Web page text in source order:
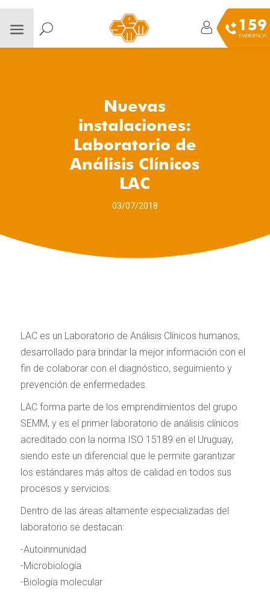
159
EMERGENCIA
Nuevas
instalaciones:
Laboratorio de
Análisis Clínicos
LAC
03/07/2018
LAC es un Laboratorio de Análisis Clínicos humanos,
desarrollado para brindar la mejor información con el
fin de colaborar con el diagnóstico, seguimiento y
prevención de enfermedades.
LAC forma parte de los emprendimientos del grupo
SEMM, y es el primer laboratorio de análisis clínicos
acreditado con la norma ISO 15189 en el Uruguay,
siendo este un diferencial que le permite garantizar
los estándares más altos de calidad en todos sus
procesos y servicios.
Dentro de las áreas altamente especializadas del
laboratorio se destacan:
-Autoinmunidad
-Microbiología
-Biología molecular